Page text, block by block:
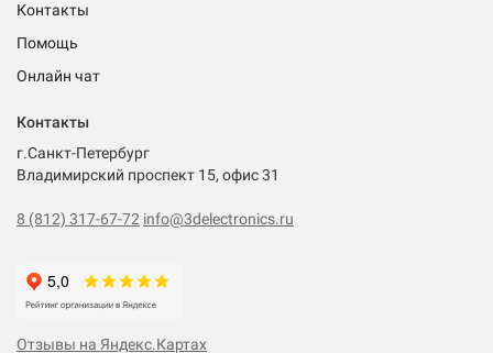
Контакты
Помощь
Онлайн чат
Контакты
г.Санкт-Петербург
Владимирский проспект 15, офис 31
8 (812) 317-67-72 info@3delectronics.ru
Отзывы на Яндекс.Картах